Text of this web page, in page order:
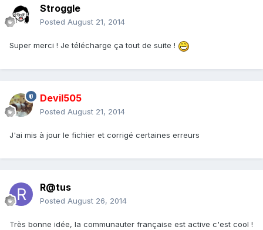
Stroggle
Posted August 21, 2014
Super merci ! Je télécharge ça tout de suite !
Devil505
Posted August 21, 2014
J'ai mis à jour le fichier et corrigé certaines erreurs
R@tus
Posted August 26, 2014
Très bonne idée, la communauter française est active c'est cool !